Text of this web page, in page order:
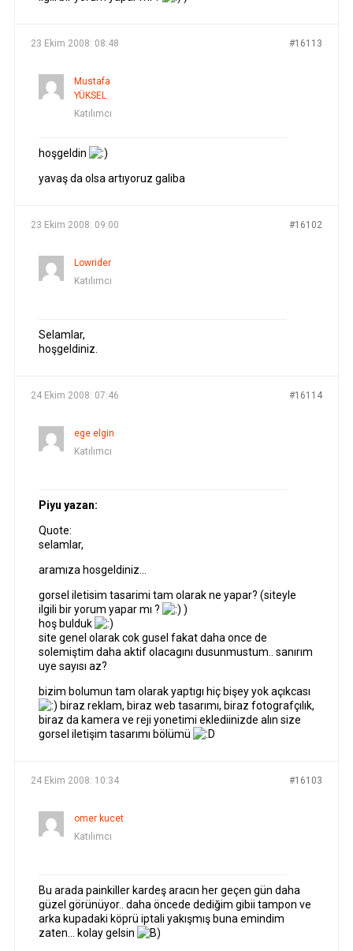
23 Ekim 2008: 08:48 #16113
Mustafa
YÜKSEL
Katılımcı
hoşgeldin
yavaş da olsa artıyoruz galiba
23 Ekim 2008: 09:00 #16102
Lowrider
Katılımcı
Selamlar,
hoşgeldiniz.
24 Ekim 2008: 07:46 #16114
ege elgin
Katılımcı
Piyu yazan:
Quote:
selamlar,
aramıza hosgeldiniz…
gorsel iletisim tasarimi tam olarak ne yapar? (siteyle
ilgili bir yorum yapar mı ?
)
hoş bulduk
site genel olarak cok gusel fakat daha once de
solemiştim daha aktif olacagını dusunmustum.. sanırım
uye sayısı az?
bizim bolumun tam olarak yaptıgı hiç bişey yok açıkcası
biraz reklam, biraz web tasarımı, biraz fotografçılık,
biraz da kamera ve reji yonetimi eklediinizde alın size
gorsel iletişim tasarımı bölümü
24 Ekim 2008: 10:34 #16103
omer kucet
Katılımcı
Bu arada painkiller kardeş aracın her geçen gün daha
güzel görünüyor.. daha öncede dediğim gibii tampon ve
arka kupadaki köprü iptali yakışmış buna emindim
zaten… kolay gelsin